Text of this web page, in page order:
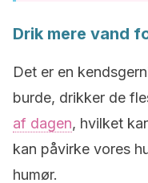
Drik mere vand
Det er en
burde, drikker de
af dagen, hvilket
kan påvirke vores
humør.